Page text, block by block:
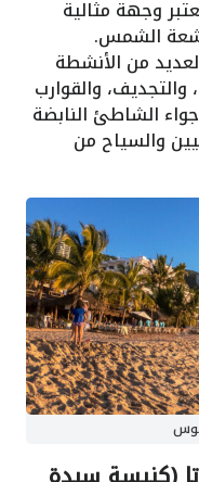
وجهة مثالية
الشمس.
من الأنشطة
والتجديف، والقوارب
الشاطئ النابضة
والسياح من